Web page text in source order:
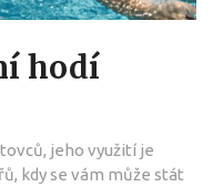
hodí
jeho využití je
kdy se vám může stát